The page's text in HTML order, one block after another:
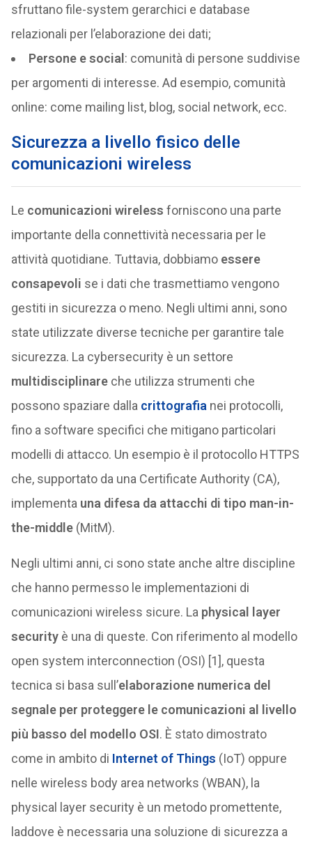
sfruttano file-system gerarchici e database
relazionali per l’elaborazione dei dati;
Persone e social : comunità di persone suddivise
per argomenti di interesse. Ad esempio, comunità
online: come mailing list, blog, social network, ecc.
Sicurezza a livello fisico delle
comunicazioni wireless
Le comunicazioni wireless forniscono una parte
importante della connettività necessaria per le
attività quotidiane. Tuttavia, dobbiamo essere
consapevoli se i dati che trasmettiamo vengono
gestiti in sicurezza o meno. Negli ultimi anni, sono
state utilizzate diverse tecniche per garantire tale
sicurezza. La cybersecurity è un settore
multidisciplinareche utilizza strumenti che
possono spaziare dalla crittografia nei protocolli,
fino a software specifici che mitigano particolari
modelli di attacco. Un esempio è il protocollo HTTPS
che, supportato da una Certificate Authority (CA),
implementa una difesa da attacchi di tipo man-in-
the-middle(MitM).
Negli ultimi anni, ci sono state anche altre discipline
che hanno permesso le implementazioni di
comunicazioni wireless sicure. La physical layer
securityè una di queste. Con riferimento al modello
open system interconnection (OSI) [1], questa
tecnica si basa sull’elaborazione numerica del
segnale per proteggere le comunicazioni al livello
più basso del modello OSI. È stato dimostrato
come in ambito di Internet of Things (IoT) oppure
nelle wireless body area networks (WBAN), la
physical layer security è un metodo promettente,
laddove è necessaria una soluzione di sicurezza a